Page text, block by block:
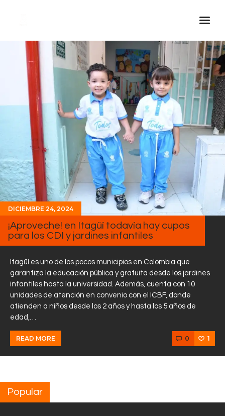
Inicio Real FM
Streaming
En Vivo
Descarga La APP
Programas
Noticias
Equipo
Sobre Nosotros
Contactos
DICIEMBRE 24, 2024
¡Aproveche! en Itagüí todavía hay cupos
para los CDI y jardines infantiles
Itagüí es uno de los pocos municipios en Colombia que
garantiza la educación pública y gratuita desde los jardines
infantiles hasta la universidad. Además, cuenta con 10
unidades de atención en convenio con el ICBF, donde
atienden a niños desde los 2 años y hasta los 5 años de
edad,…
READ MORE 0 1
Popular